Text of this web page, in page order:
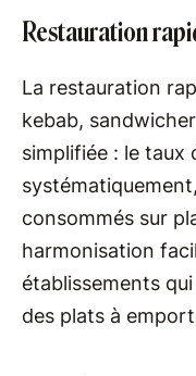
Restauration
La restauration
kebab,
simplifiée : le taux
consommés sur
harmonisation
établissements
des plats à